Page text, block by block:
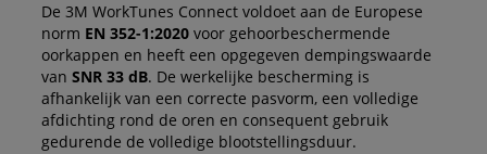
De 3M WorkTunes Connect voldoet aan de Europese
norm EN 352-1:2020voor gehoorbeschermende
oorkappen en heeft een opgegeven dempingswaarde
van SNR 33 dB. De werkelijke bescherming is
afhankelijk van een correcte pasvorm, een volledige
afdichting rond de oren en consequent gebruik
gedurende de volledige blootstellingsduur.